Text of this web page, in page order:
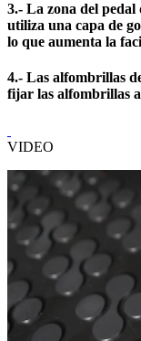
3.- La zona del pedal
utiliza una capa de
lo que aumenta la
4.- Las alfombrillas
fijar las alfombrillas
VIDEO